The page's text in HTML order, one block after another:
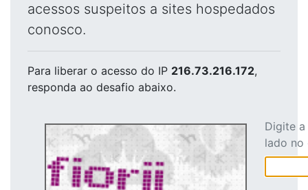
acessos suspeitos a sites hospedados
conosco.
Para liberar o acesso do IP 216.73.216.172,
responda ao desafio abaixo.
Digite
lado no